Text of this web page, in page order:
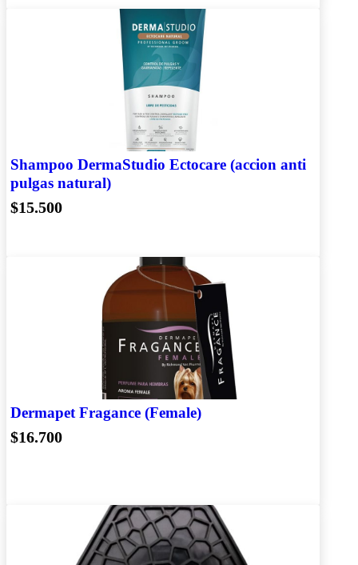
Shampoo DermaStudio Ectocare (accion anti
pulgas natural)
$15.500
Dermapet Fragance (Female)
$16.700